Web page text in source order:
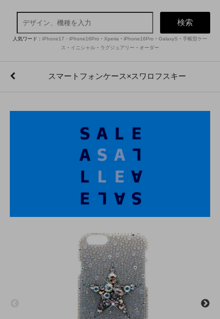
検索
人気ワード： iPhone17・iPhone16Pro ・ Xperia ・ iPhone16Pro ・ GalaxyS ・ 手帳型ケー
ス ・ イニシャル ・ ラグジュアリー ・ オーダー
スマートフォンケース×スワロフスキー